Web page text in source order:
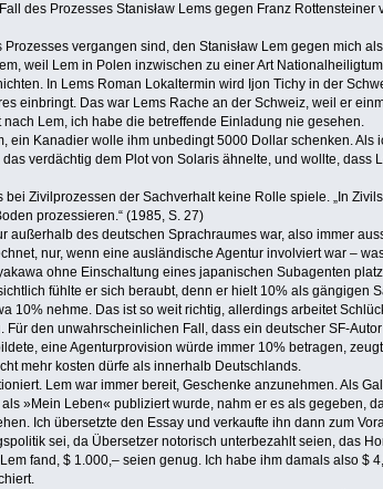
des Prozesses Stanisław Lems gegen Franz Rottensteiner
vergangen sind, den Stanisław Lem gegen mich
weil Lem in Polen inzwischen zu einer Art
In Lems Roman Lokaltermin wird Ijon Tichy in der
einbringt. Das war Lems Rache an der Schweiz, weil er
Lem, ich habe die betreffende Einladung nie gesehen.
ein Kanadier wolle ihm unbedingt 5000 Dollar schenken.
verdächtig dem Plot von Solaris ähnelte, und wollte,
bei Zivilprozessen der Sachverhalt keine Rolle spiele. „In
prozessieren.“ (1985, S. 27)
außerhalb des deutschen Sprachraumes war, also immer
nur, wenn eine ausländische Agentur involviert war –
ohne Einschaltung eines japanischen Subagenten
fühlte er sich beraubt, denn er hielt 10% als gängigen
10% nehme. Das ist so weit richtig, allerdings arbeitet
den unwahrscheinlichen Fall, dass ein deutscher SF-
eine Agenturprovision würde immer 10% betragen,
mehr kosten dürfe als innerhalb Deutschlands.
Lem war immer bereit, Geschenke anzunehmen. Als
»Mein Leben« publiziert wurde, nahm er es als gegeben,
Ich übersetzte den Essay und verkaufte ihn dann zum
sei, da Übersetzer notorisch unterbezahlt seien, das
fand, $ 1.000,– seien genug. Ich habe ihm damals also